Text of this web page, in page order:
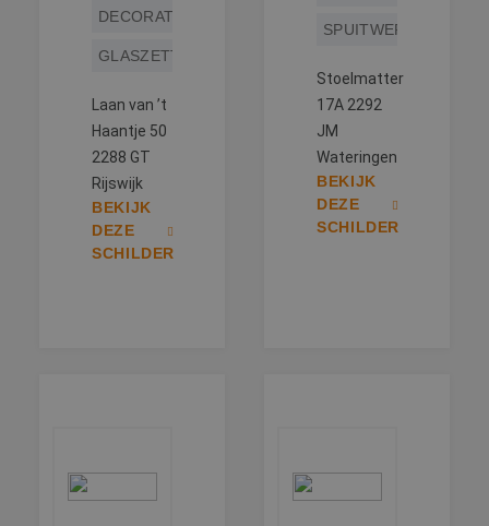
DECORATIESCHILDERWERK
GLASZETTEN
Laan van ’t
Haantje 50
2288 GT
Rijswijk
BEKIJK
DEZE
SCHILDER
SPUITWERK
Stoelmatter
17A 2292
JM
Wateringen
BEKIJK
DEZE
SCHILDER